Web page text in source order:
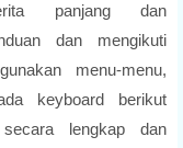
panjang dan
dan mengikuti
menu-menu,
keyboard berikut
lengkap dan